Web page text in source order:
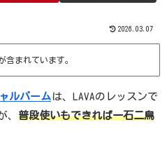
2026.03.07
含まれています。
ルバームは、LAVAのレッスンで
、 普段使いもできれば一石二鳥